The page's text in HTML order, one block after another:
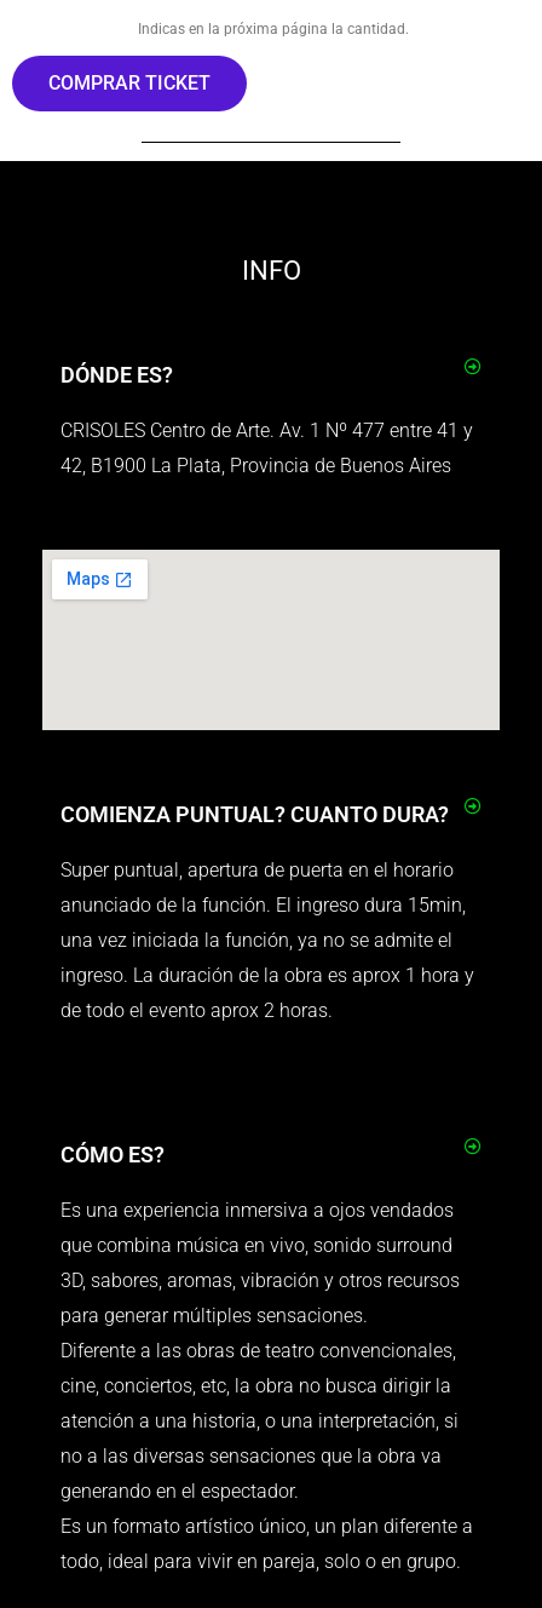
Indicas en la próxima página la cantidad.
COMPRAR TICKET
INFO
DÓNDE ES?
CRISOLES Centro de Arte. Av. 1 Nº 477 entre 41 y
42, B1900 La Plata, Provincia de Buenos Aires
COMIENZA PUNTUAL? CUANTO DURA?
Super puntual, apertura de puerta en el horario
anunciado de la función. El ingreso dura 15min,
una vez iniciada la función, ya no se admite el
ingreso. La duración de la obra es aprox 1 hora y
de todo el evento aprox 2 horas.
CÓMO ES?
Es una experiencia inmersiva a ojos vendados
que combina música en vivo, sonido surround
3D, sabores, aromas, vibración y otros recursos
para generar múltiples sensaciones.
Diferente a las obras de teatro convencionales,
cine, conciertos, etc, la obra no busca dirigir la
atención a una historia, o una interpretación, si
no a las diversas sensaciones que la obra va
generando en el espectador.
Es un formato artístico único, un plan diferente a
todo, ideal para vivir en pareja, solo o en grupo.